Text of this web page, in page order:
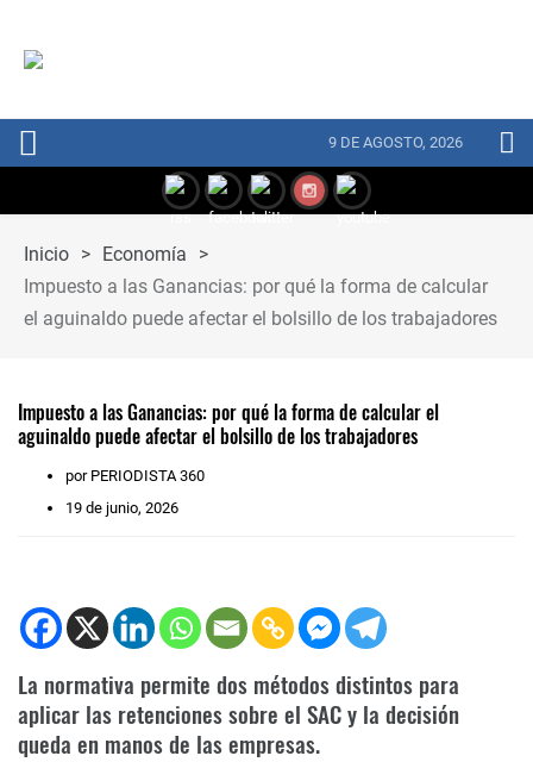
9 DE AGOSTO, 2026
Inicio > Economía
>
Impuesto a las Ganancias: por qué la forma de calcular
el aguinaldo puede afectar el bolsillo de los trabajadores
Impuesto a las Ganancias: por qué la forma de calcular el
aguinaldo puede afectar el bolsillo de los trabajadores
por PERIODISTA 360
19 de junio, 2026
La normativa permite dos métodos distintos para
aplicar las retenciones sobre el SAC y la decisión
queda en manos de las empresas.